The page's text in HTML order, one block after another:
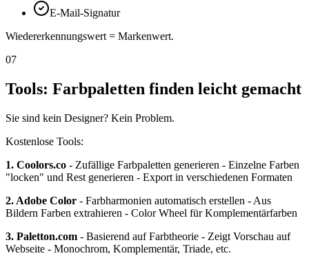
E-Mail-Signatur
Wiedererkennungswert = Markenwert.
07
Tools: Farbpaletten finden leicht gemacht
Sie sind kein Designer? Kein Problem.
Kostenlose Tools:
1. Coolors.co - Zufällige Farbpaletten generieren - Einzelne Farben
"locken" und Rest generieren - Export in verschiedenen Formaten
2. Adobe Color - Farbharmonien automatisch erstellen - Aus
Bildern Farben extrahieren - Color Wheel für Komplementärfarben
3. Paletton.com - Basierend auf Farbtheorie - Zeigt Vorschau auf
Webseite - Monochrom, Komplementär, Triade, etc.